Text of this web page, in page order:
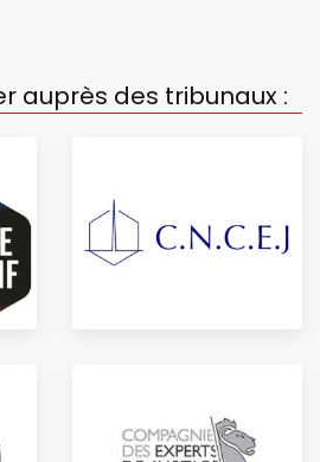
auprès des tribunaux :